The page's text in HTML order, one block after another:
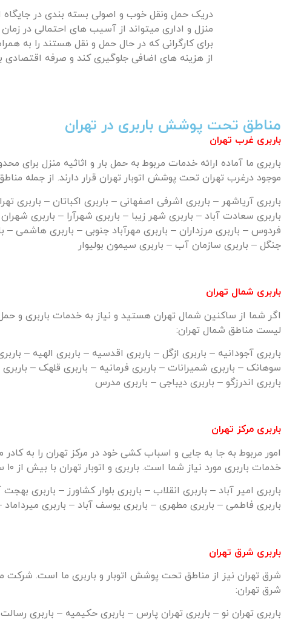
دریک حمل ونقل خوب و اصولی بسته بندی در جایگاه
منزل و اداری میتواند از آسیب های احتمالی در
برای کارگرانی که در حال حمل و نقل هستند را به
از هزینه های اضافی جلوگیری کند و صرفه اقتصادی
مناطق تحت پوشش باربری در تهران
باربری غرب تهران
باربری ما آماده ارائه خدمات مربوط به حمل بار و اثاثیه منزل
موجود درغرب تهران تحت پوشش اتوبار تهران قرار دارند. از جمله
باربری آریاشهر – باربری اشرفی اصفهانی – باربری اکباتان – باربری
باربری سعادت آباد – باربری شهر زیبا – باربری شهرآرا – باربری
فردوس – باربری مرزداران – باربری مهرآباد جنوبی – باربری هاشمی
جنگل – باربری سازمان آب – باربری سیمون بولیوار
باربری شمال تهران
اگر شما از ساکنین شمال تهران هستید و نیاز به خدمات باربری و
لیست مناطق شمال تهران:
باربری آجودانیه – باربری ازگل – باربری اقدسیه – باربری الهیه –
سوهانک – باربری شمیرانات – باربری فرمانیه – باربری قلهک –
باربری اندرزگو – باربری دیباجی – باربری مدرس
باربری مرکز تهران
امور مربوط به جا به جایی و اسباب کشی خود در مرکز تهران را به
خدمات باربری مورد نیاز شما است. باربری و اتوبار تهران با بیش از ۱۰ سال سابقه درخشان در امور مربوط به اسباب کشی و جابه جایی در خدمت ساکنین این مناطق از تهران است. مناطق مرکز تهران شامل:
باربری امیر آباد – باربری انقلاب – باربری بلوار کشاورز – باربری
باربری فاطمی – باربری مطهری – باربری یوسف آباد – باربری
باربری شرق تهران
شرق تهران نیز از مناطق تحت پوشش اتوبار و باربری ما است. شرکت
شرق تهران:
باربری تهران نو – باربری تهران پارس – باربری حکیمیه – باربری